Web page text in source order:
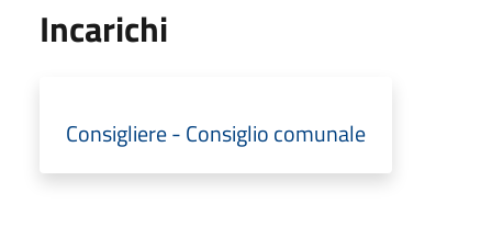
Incarichi
Consigliere - Consiglio comunale